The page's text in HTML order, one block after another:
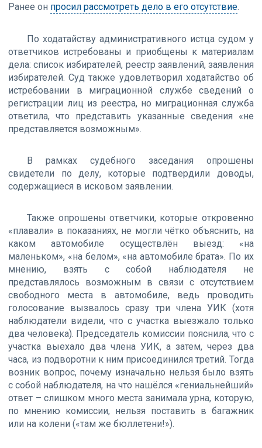
Ранее он просил рассмотреть дело в его отсутствие.
По ходатайству административного истца судом у
ответчиков истребованы и приобщены к материалам
дела: список избирателей, реестр заявлений, заявления
избирателей. Суд также удовлетворил ходатайство об
истребовании в миграционной службе сведений о
регистрации лиц из реестра, но миграционная служба
ответила, что представить указанные сведения «не
представляется возможным».
В рамках судебного заседания опрошены
свидетели по делу, которые подтвердили доводы,
содержащиеся в исковом заявлении.
Также опрошены ответчики, которые откровенно
«плавали» в показаниях, не могли чётко объяснить, на
каком автомобиле осуществлён выезд: «на
маленьком», «на белом», «на автомобиле брата». По их
мнению, взять с собой наблюдателя не
представлялось возможным в связи с отсутствием
свободного места в автомобиле, ведь проводить
голосование вызвалось сразу три члена УИК (хотя
наблюдатели видели, что с участка выезжало только
два человека). Председатель комиссии пояснила, что с
участка выехало два члена УИК, а затем, через два
часа, из подворотни к ним присоединился третий. Тогда
возник вопрос, почему изначально нельзя было взять
с собой наблюдателя, на что нашёлся «гениальнейший»
ответ – слишком много места занимала урна, которую,
по мнению комиссии, нельзя поставить в багажник
или на колени («там же бюллетени!»).